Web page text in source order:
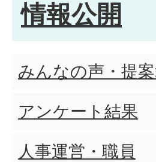
情報公開
みんなの声・提
アンケート結果
人事運営・職員